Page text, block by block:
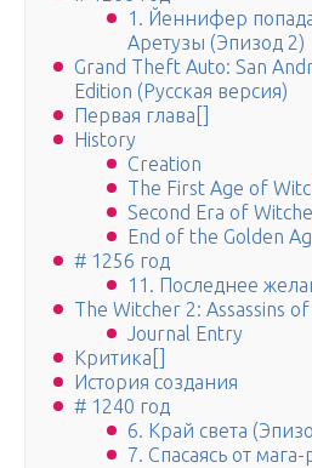
1. Йеннифер
Аретузы (Эпизод 2)
Grand Theft Auto: San
Edition (Русская версия)
Первая глава[]
History
Creation
The First Age of
Second Era of
End of the Golden
# 1256 год
11. Последнее
The Witcher 2: Assassins of
Journal Entry
Критика[]
История создания
# 1240 год
6. Край света
7. Спасаясь от